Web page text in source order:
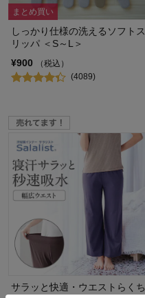
まとめ買い
しっかり仕様の洗えるソフトス
リッパ ＜S～L＞
¥900
（税込）
(4089)
サラッと快適・ウエストらくち